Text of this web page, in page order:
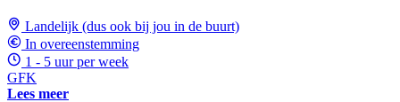
Landelijk (dus ook bij jou in de buurt)
In overeenstemming
1 - 5 uur per week
GFK
Lees meer